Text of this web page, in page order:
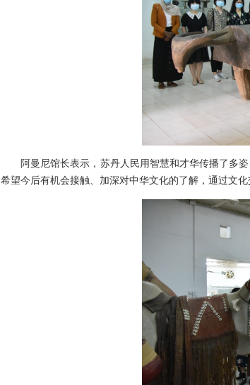
阿曼尼馆长表示，苏丹人民用智慧和才华传播了多
希望今后有机会接触、加深对中华文化的了解，通过文化